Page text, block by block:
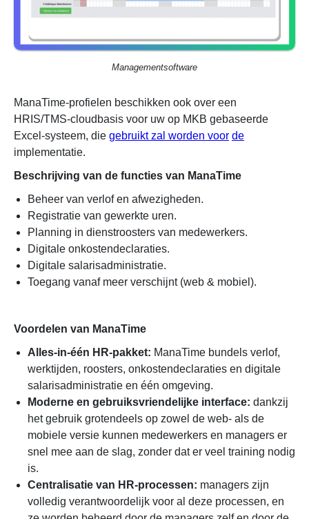
Managementsoftware
ManaTime-profielen beschikken ook over een
HRIS/TMS-cloudbasis voor uw op MKB gebaseerde
Excel-systeem, die gebruikt zal worden voor de
implementatie.
Beschrijving van de functies van ManaTime
Beheer van verlof en afwezigheden.
Registratie van gewerkte uren.
Planning in dienstroosters van medewerkers.
Digitale onkostendeclaraties.
Digitale salarisadministratie.
Toegang vanaf meer verschijnt (web & mobiel).
Voordelen van ManaTime
Alles-in-één HR-pakket: ManaTime bundels verlof,
werktijden, roosters, onkostendeclaraties en digitale
salarisadministratie en één omgeving.
Moderne en gebruiksvriendelijke interface: dankzij
het gebruik grotendeels op zowel de web- als de
mobiele versie kunnen medewerkers en managers er
snel mee aan de slag, zonder dat er veel training nodig
is.
Centralisatie van HR-processen: managers zijn
volledig verantwoordelijk voor al deze processen, en